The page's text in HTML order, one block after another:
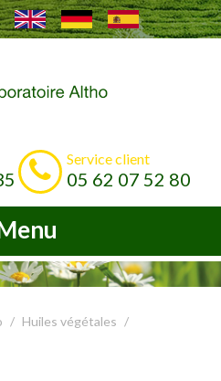
Service client
05 62 07 52 80
Huiles végétales